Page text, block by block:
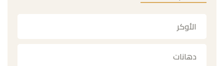
الأوكر
دهانات